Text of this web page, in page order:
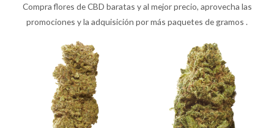
Compra flores de CBD baratas y al mejor precio, aprovecha las
promociones y la adquisición por más paquetes de gramos .